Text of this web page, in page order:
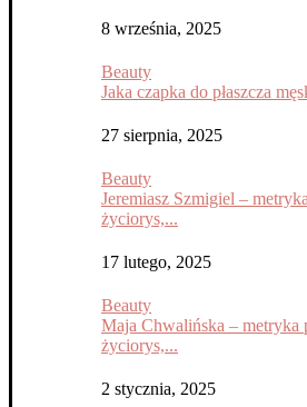
8 września, 2025
Beauty
Jaka czapka do płaszcza
27 sierpnia, 2025
Beauty
Jeremiasz Szmigiel –
życiorys,...
17 lutego, 2025
Beauty
Maja Chwalińska – metryka
życiorys,...
2 stycznia, 2025